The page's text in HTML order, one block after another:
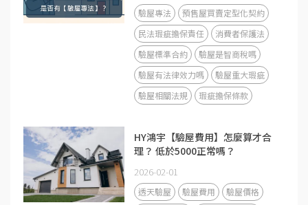
驗屋專法
預售屋買賣定型化契約
民法瑕疵擔保責任
消費者保護法
驗屋標準合約
驗屋是智商稅嗎
驗屋有法律效力嗎
驗屋重大瑕疵
驗屋相關法規
瑕疵擔保條款
HY鴻宇【驗屋費用】怎麼算才合
理？ 低於5000正常嗎？
2026-02-01
透天驗屋 驗屋費用
驗屋價格